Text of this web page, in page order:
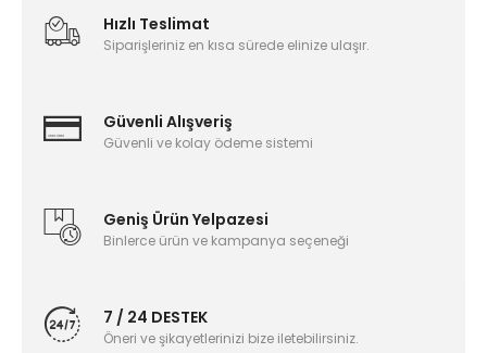
Hızlı Teslimat
Siparişleriniz en kısa sürede elinize ulaşır.
Güvenli Alışveriş
Güvenli ve kolay ödeme sistemi
Geniş Ürün Yelpazesi
Binlerce ürün ve kampanya seçeneği
7 / 24 DESTEK
Öneri ve şikayetlerinizi bize iletebilirsiniz.